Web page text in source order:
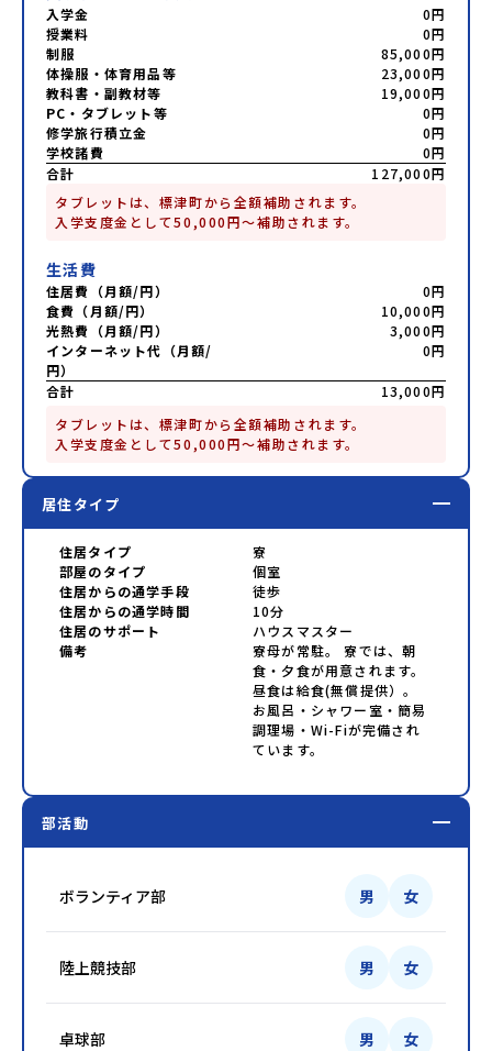
入学金
0円
授業料
0円
制服
85,000円
体操服・体育用品等
23,000円
教科書・副教材等
19,000円
PC・タブレット等
0円
修学旅行積立金
0円
学校諸費
0円
合計
127,000円
タブレットは、標津町から全額補助されます。
入学支度金として50,000円～補助されます。
生活費
住居費（月額/円）
0円
食費（月額/円）
10,000円
光熱費（月額/円）
3,000円
インターネット代（月額/
円）
0円
合計
13,000円
タブレットは、標津町から全額補助されます。
入学支度金として50,000円～補助されます。
居住タイプ
住居タイプ
寮
部屋のタイプ
個室
住居からの通学手段
徒歩
住居からの通学時間
10分
住居のサポート
ハウスマスター
備考
寮母が常駐。 寮では、朝
食・夕食が用意されます。
昼食は給食(無償提供）。
お風呂・シャワー室・簡易
調理場・Wi-Fiが完備され
ています。
部活動
ボランティア部 男 女
陸上競技部 男 女
卓球部 男 女